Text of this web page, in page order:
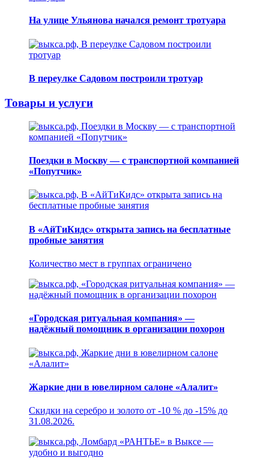
На улице Ульянова начался ремонт тротуара
В переулке Садовом построили тротуар
Товары и услуги
Поездки в Москву — с транспортной компанией
«Попутчик»
В «АйТиКидс» открыта запись на бесплатные
пробные занятия
Количество мест в группах ограничено
«Городская ритуальная компания» —
надёжный помощник в организации похорон
Жаркие дни в ювелирном салоне «Алалит»
Скидки на серебро и золото от -10 % до -15% до
31.08.2026.